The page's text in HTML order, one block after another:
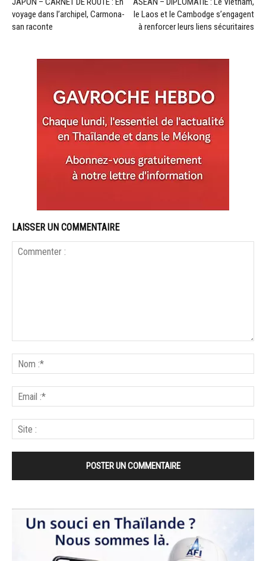
voyage dans l’archipel, Carmona-
san raconte
le Laos et le Cambodge s’engagent
à renforcer leurs liens sécuritaires
LAISSER UN COMMENTAIRE